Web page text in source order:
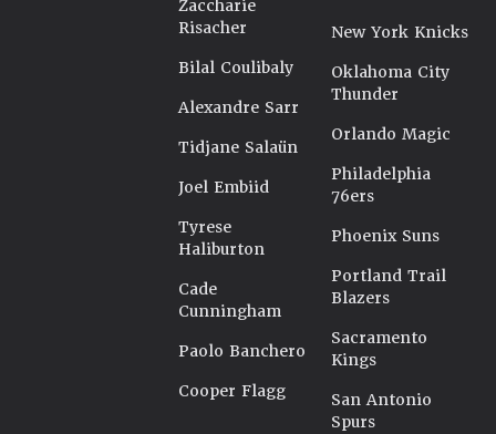
Zaccharie
Risacher
Bilal Coulibaly
Alexandre Sarr
Tidjane Salaün
Joel Embiid
Tyrese
Haliburton
Cade
Cunningham
Paolo Banchero
Cooper Flagg
New York Knicks
Oklahoma City
Thunder
Orlando Magic
Philadelphia
76ers
Phoenix Suns
Portland Trail
Blazers
Sacramento
Kings
San Antonio
Spurs